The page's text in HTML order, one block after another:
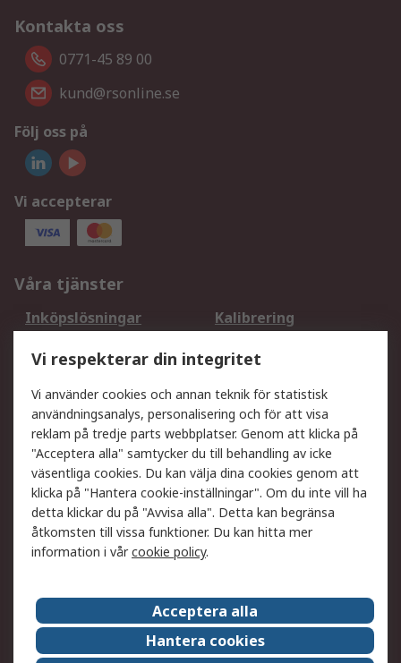
Kontakta oss
0771-45 89 00
kund@rsonline.se
Följ oss på
Vi accepterar
Våra tjänster
Inköpslösningar
Kalibrering
DesignSpark
Teknisk Support
Ditt lokala säljteam
Exportlösningar
Support
Få hjälp
Retur av varor
Leverans
Spåra din order
Begär en fakturakopi
Fördelar med RS-konto
Betalningsalternativ
Om RS
Försäljningsvillkor
Det juridiska
Press Centre
Vi respekterar din integritet
Vi använder cookies och annan teknik för statistisk
användningsanalys, personalisering och för att visa
reklam på tredje parts webbplatser. Genom att klicka på
"Acceptera alla" samtycker du till behandling av icke
väsentliga cookies. Du kan välja dina cookies genom att
klicka på "Hantera cookie-inställningar". Om du inte vill ha
detta klickar du på "Avvisa alla". Detta kan begränsa
åtkomsten till vissa funktioner. Du kan hitta mer
information i vårcookie policy.
Acceptera alla
Hantera cookies